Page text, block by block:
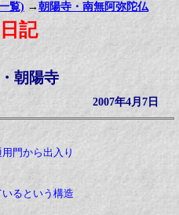
覧) → 朝陽寺・南無阿弥陀仏
記
朝陽寺
2007年4月7日
門から出入り
るという構造